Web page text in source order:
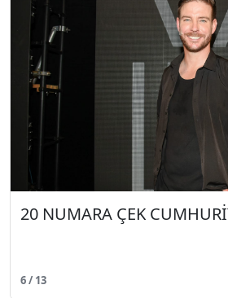
20 NUMARA ÇEK
6 / 13